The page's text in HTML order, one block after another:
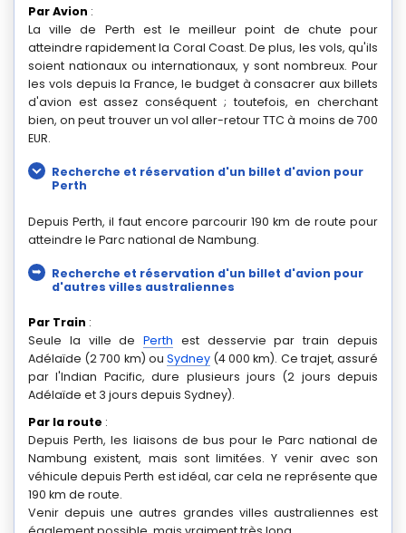
Par Avion
La ville de Perth est le meilleur point de chute pour
atteindre rapidement la Coral Coast. De plus, les vols, qu'ils
soient nationaux ou internationaux, y sont nombreux. Pour
les vols depuis la France, le budget à consacrer aux billets
d'avion est assez conséquent ; toutefois, en cherchant
bien, on peut trouver un vol aller-retour TTC à moins de 700
Recherche et réservation d'un billet d'avion pour
Depuis Perth, il faut encore parcourir 190 km de route pour
atteindre le Parc national de Nambung.
Recherche et réservation d'un billet d'avion pour
Par Train
Seule la ville dePerth est desservie par train depuis
Adélaïde (2 700 km) ou Sydney(4 000 km). Ce trajet, assuré
par l'Indian Pacific, dure plusieurs jours (2 jours depuis
Adélaïde et 3 jours depuis Sydney).
Par la route
Depuis Perth, les liaisons de bus pour le Parc national de
Nambung existent, mais sont limitées. Y venir avec son
véhicule depuis Perth est idéal, car cela ne représente que
190 km de route.
Venir depuis une autres grandes villes australiennes est